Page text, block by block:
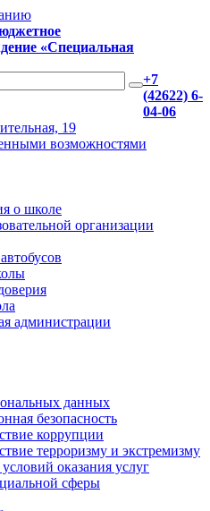
«Специальная
+7
(42622) 6-
04-06
19
возможностями
о школе
организации
администрации
данных
безопасность
коррупции
терроризму и экстремизму
оказания услуг
сферы